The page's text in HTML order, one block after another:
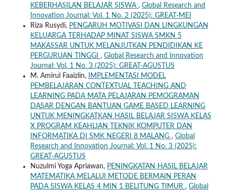
KEBERHASILAN BELAJAR SISWA , Global Research and
Innovation Journal: Vol. 1 No. 2 (2025): GREAT-MEI
Riza Rusydi, PENGARUH MOTIVASI DAN LINGKUNGAN
KELUARGA TERHADAP MINAT SISWA SMKN 5
MAKASSAR UNTUK MELANJUTKAN PENDIDIKAN KE
PERGURUAN TINGGI , Global Research and Innovation
Journal: Vol. 1 No. 3 (2025): GREAT-AGUSTUS
M. Amirul Faaiziin,
IMPLEMENTASI MODEL
PEMBELAJARAN CONTEXTUAL TEACHING AND
LEARNING PADA MATA PELAJARAN PEMOGRAMAN
DASAR DENGAN BANTUAN GAME BASED LEARNING
UNTUK MENINGKATKAN HASIL BELAJAR SISWA KELAS
X PROGRAM KEAHLIAN TEKNIK KOMPUTER DAN
INFORMATIKA DI SMK NEGERI 8 MALANG , Global
Research and Innovation Journal: Vol. 1 No. 3 (2025):
GREAT-AGUSTUS
Nuzulmi Yoga Apriawan, PENINGKATAN HASIL BELAJAR
MATEMATIKA MELALUI METODE BERMAIN PERAN
PADA SISWA KELAS 4 MIN 1 BELITUNG TIMUR , Global